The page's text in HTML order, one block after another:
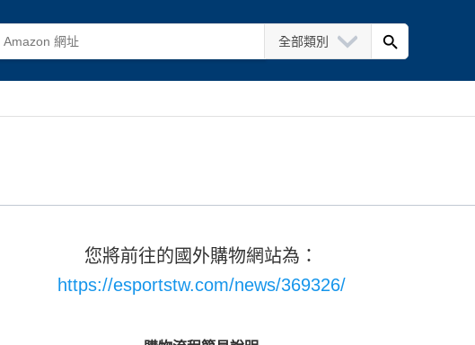
全部類別
您將前往的國外購物網站為：
https://esportstw.com/news/369326/